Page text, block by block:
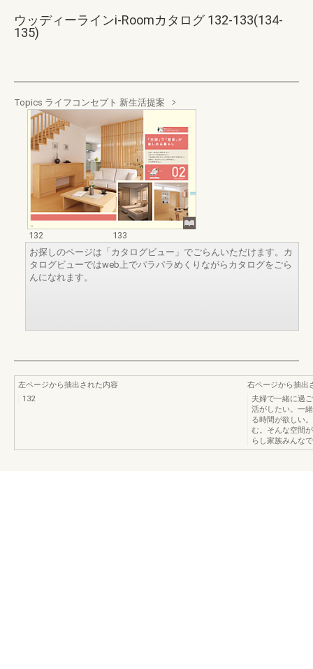
ウッディーラインi-Roomカタログ 132-133(134-
135)
Topics ライフコンセプト 新生活提案
132
133
お探しのページは「カタログビュー」でごらんいただけます。カ
タログビューではweb上でパラパラめくりながらカタログをごら
んになれます。
左ページから抽出された内容
132
右ページから抽出
夫婦で一緒に過
活がしたい。一
る時間が欲しい
む。そんな空間
らし家族みんな